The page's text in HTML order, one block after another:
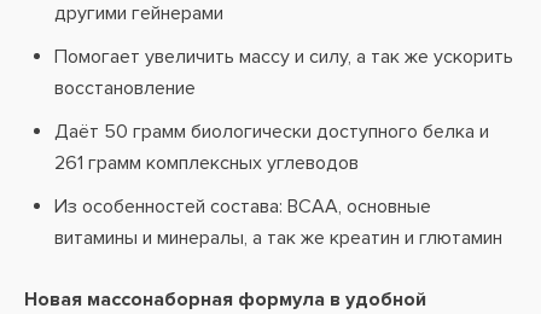
другими гейнерами
Помогает увеличить массу и силу, а так же ускорить
восстановление
Даёт 50 грамм биологически доступного белка и
261 грамм комплексных углеводов
Из особенностей состава: ВСАА, основные
витамины и минералы, а так же креатин и глютамин
Новая массонаборная формула в удобной